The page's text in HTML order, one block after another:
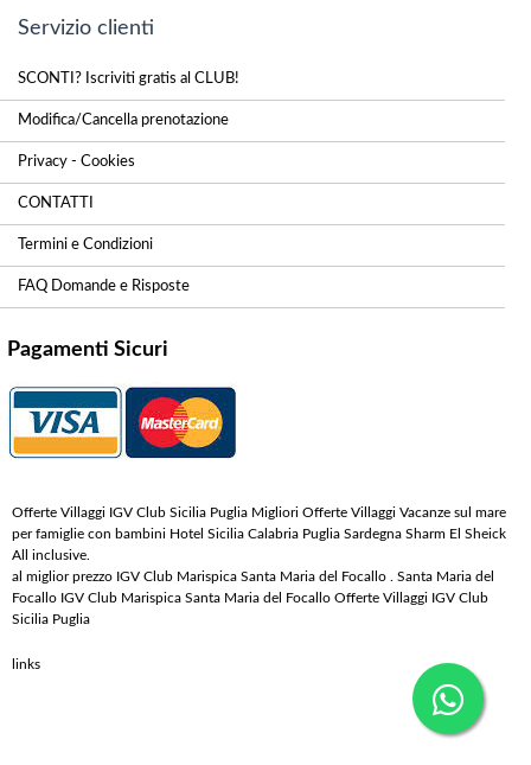
Servizio clienti
SCONTI? Iscriviti gratis al CLUB!
Modifica/Cancella prenotazione
Privacy - Cookies
CONTATTI
Termini e Condizioni
FAQ Domande e Risposte
Pagamenti Sicuri
Offerte Villaggi IGV Club Sicilia Puglia Migliori Offerte Villaggi Vacanze sul mare
per famiglie con bambini Hotel Sicilia Calabria Puglia Sardegna Sharm El Sheick
All inclusive.
al miglior prezzo IGV Club Marispica Santa Maria del Focallo . Santa Maria del
Focallo IGV Club Marispica Santa Maria del Focallo Offerte Villaggi IGV Club
Sicilia Puglia
links